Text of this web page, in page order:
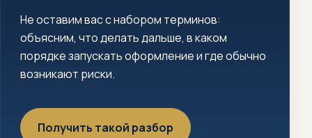
Не оставим вас с набором терминов:
объясним, что делать дальше, в каком
порядке запускать оформление и где обычно
возникают риски.
Получить такой разбор